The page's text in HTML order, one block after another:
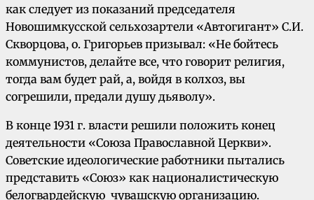
как следует из показаний председателя
Новошимкусской сельхозартели «Автогигант» С.И.
Скворцова, о. Григорьев призывал: «Не бойтесь
коммунистов, делайте все, что говорит религия,
тогда вам будет рай, а, войдя в колхоз, вы
согрешили, предали душу дьяволу».
В конце 1931 г. власти решили положить конец
деятельности «Союза Православной Церкви».
Советские идеологические работники пытались
представить «Союз» как националистическую
белогвардейскую чувашскую организацию.